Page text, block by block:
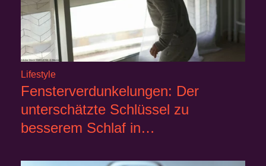
Lifestyle
Fensterverdunkelungen: Der
unterschätzte Schlüssel zu
besserem Schlaf in…